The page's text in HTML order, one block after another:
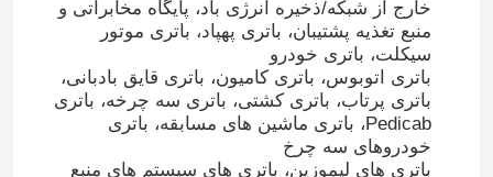
خارج از شبکه/ذخیره انرژی باد، پایگاه مخابراتی و
منبع تغذیه پشتیبان، باتری پهپاد، باتری موتور
سیکلت، باتری خودرو
باتری اتوبوس، باتری کامیون، باتری قایق بادبانی،
باتری پرتاب، باتری کشتی، باتری سه چرخه، باتری
Pedicab، باتری ماشین های مسابقه، باتری
خودروهای سه چرخ
باتری های لیموزین، باتری های سیستم های منبع